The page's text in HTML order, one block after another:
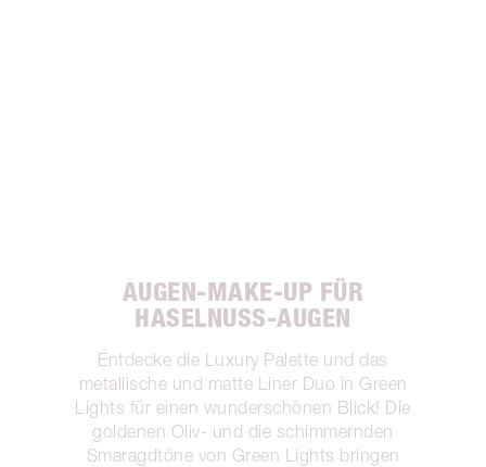
AUGEN-MAKE-UP FÜR
HASELNUSS-AUGEN
Entdecke die Luxury Palette und das
metallische und matte Liner Duo in Green
Lights für einen wunderschönen Blick! Die
goldenen Oliv- und die schimmernden
Smaragdtöne von Green Lights bringen